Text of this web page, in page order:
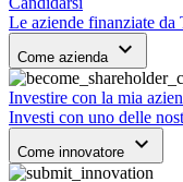
Le aziende finanziate da
Come azienda keyboard_arrow_down
Investire con la mia
Investi con uno delle
Come innovatore keyboard_arrow_down